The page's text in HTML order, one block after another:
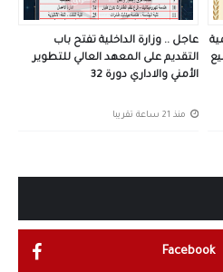
عاجل .. وزارة الداخلية تفتح باب
التقديم على المعهد العالي للتطوير
الأمني والاداري دورة 32
منذ 21 ساعة تقريبا
Facebook